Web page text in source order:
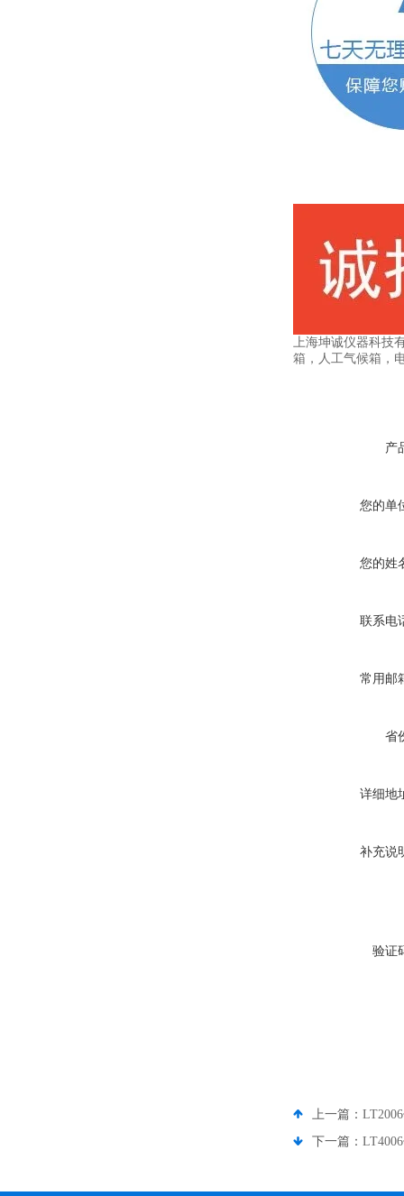
上海坤诚仪器科技
箱，人工气候箱，
产
您的单
您的姓
联系电
常用邮
省
详细地
补充说
验证
上一篇：
下一篇：